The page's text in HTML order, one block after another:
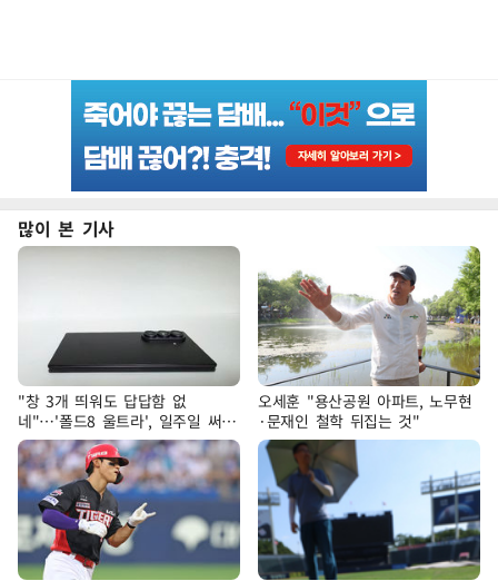
많이 본 기사
"창 3개 띄워도 답답함 없
네"…'폴드8 울트라', 일주일 써보
니
오세훈 "용산공원 아파트, 노무현
·문재인 철학 뒤집는 것"